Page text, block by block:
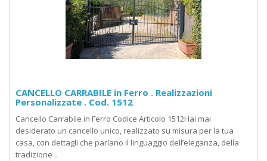
CANCELLO CARRABILE in Ferro . Realizzazioni
Personalizzate . Cod. 1512
Cancello Carrabile in Ferro Codice Articolo 1512Hai mai
desiderato un cancello unico, realizzato su misura per la tua
casa, con dettagli che parlano il linguaggio dell’eleganza, della
tradizione ..